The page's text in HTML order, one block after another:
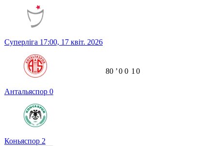
Суперліга 17:00, 17 квіт. 2026
Антальяспор 0
Коньяспор 2
80 ʼ0 0 1 0